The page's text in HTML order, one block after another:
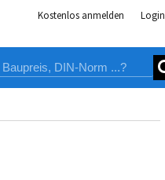
Kostenlos anmelden Login